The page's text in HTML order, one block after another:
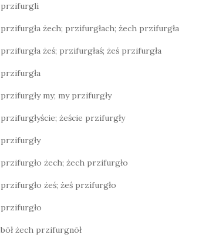
przifurgli
przifurgła żech; przifurgłach; żech przifurgła
przifurgła żeś; przifurgłaś; żeś przifurgła
przifurgła
przifurgły my; my przifurgły
przifurgłyście; żeście przifurgły
przifurgły
przifurgło żech; żech przifurgło
przifurgło żeś; żeś przifurgło
przifurgło
bōł żech przifurgnōł